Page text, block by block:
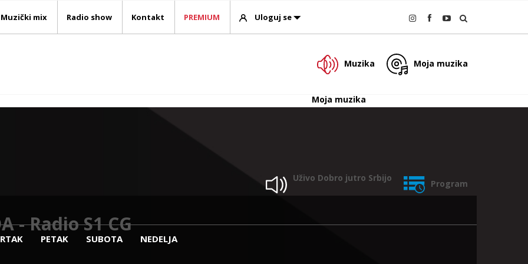
Muzički mix Radio show Kontakt PREMIUM Uloguj se
Muzika Moja muzika
Moja muzika
Uživo Dobro jutro Srbijo
Program
- Radio S1 CG
PETAK SUBOTA NEDELJA